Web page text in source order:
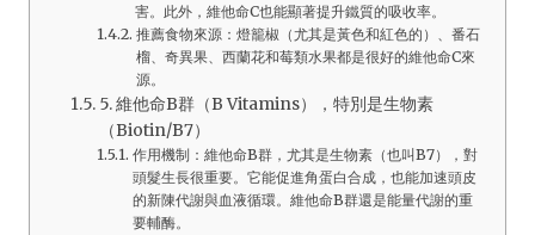
害。此外，維他命C也能顯著提升鐵質的吸收率。
推薦食物來源：燈籠椒（尤其是黃色和紅色的）、番石
榴、奇異果、西蘭花和莓類水果都是很好的維他命C來
源。
5. 維他命B群（B Vitamins），特別是生物素
（Biotin/B7）
作用機制：維他命B群，尤其是生物素（也叫B7），對
頭髮生長很重要。它能促進角蛋白合成，也能加速頭皮
的新陳代謝與血液循環。維他命B群還是能量代謝的重
要輔酶。